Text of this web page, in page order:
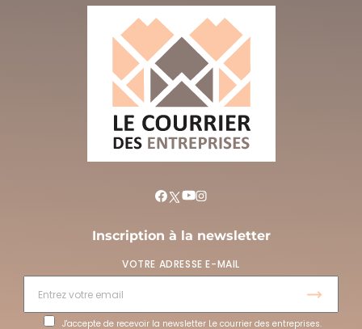
Inscription à la newsletter
VOTRE ADRESSE E-MAIL
J'accepte de recevoir la newsletter Le courrier des entreprises.